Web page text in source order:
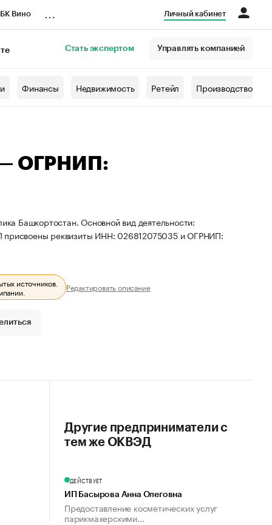
Вино Личный кабинет
Стать экспертом Управлять компанией
Финансы Недвижимость Ретейл Производство
— ОГРНИП:
Башкортостан. Основной вид деятельности:
присвоены реквизиты ИНН: 026812075035 и ОГРНИП:
источников.
Редактировать описание
Другие предприниматели с
тем же ОКВЭД
ДЕЙСТВУЕТ
ИП Басырова Анна Олеговна
Предоставление косметических услуг
парикмахерскими...